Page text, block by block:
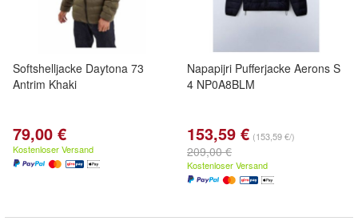
Softshelljacke Daytona 73
Antrim Khaki
79,00 €
Kostenloser Versand
Napapijri Pufferjacke Aerons S
4 NP0A8BLM
153,59 € (153,59 €/)
209,00 €
Kostenloser Versand